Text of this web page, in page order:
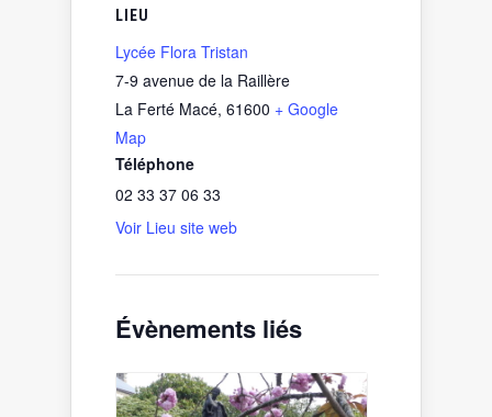
LIEU
Lycée Flora Tristan
7-9 avenue de la Raillère
La Ferté Macé, 61600 + Google
Map
Téléphone
02 33 37 06 33
Voir Lieu site web
Évènements liés